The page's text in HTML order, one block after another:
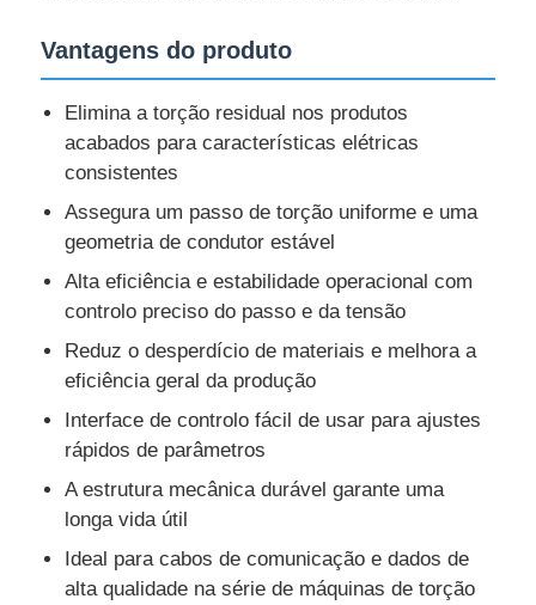
Vantagens do produto
Elimina a torção residual nos produtos
acabados para características elétricas
consistentes
Assegura um passo de torção uniforme e uma
geometria de condutor estável
Alta eficiência e estabilidade operacional com
controlo preciso do passo e da tensão
Reduz o desperdício de materiais e melhora a
eficiência geral da produção
Interface de controlo fácil de usar para ajustes
rápidos de parâmetros
A estrutura mecânica durável garante uma
longa vida útil
Ideal para cabos de comunicação e dados de
alta qualidade na série de máquinas de torção